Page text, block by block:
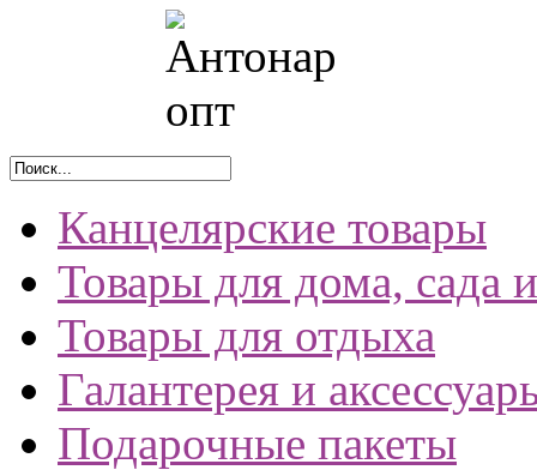
Канцелярские товары
Товары для дома, сада
Товары для отдыха
Галантерея и
Подарочные пакеты